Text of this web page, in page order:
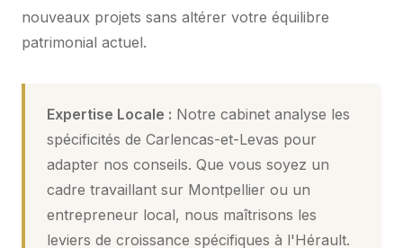
nouveaux projets sans altérer votre équilibre
patrimonial actuel.
Expertise Locale : Notre cabinet analyse les
spécificités de Carlencas-et-Levas pour
adapter nos conseils. Que vous soyez un
cadre travaillant sur Montpellier ou un
entrepreneur local, nous maîtrisons les
leviers de croissance spécifiques à l'Hérault.